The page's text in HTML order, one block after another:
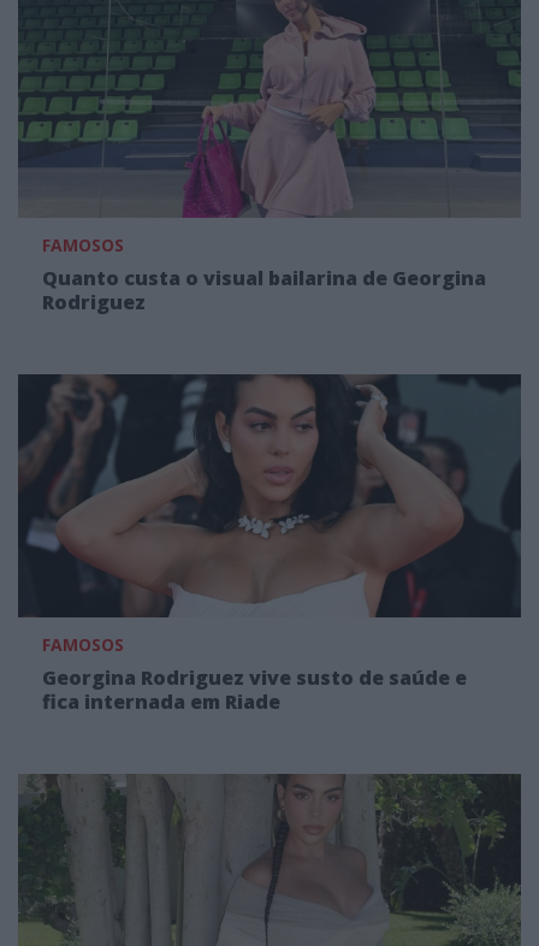
FAMOSOS
Quanto custa o visual bailarina de Georgina
Rodriguez
FAMOSOS
Georgina Rodriguez vive susto de saúde e
fica internada em Riade